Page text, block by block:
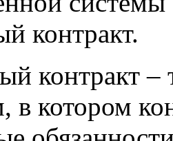
контракт.
контракт –
в котором